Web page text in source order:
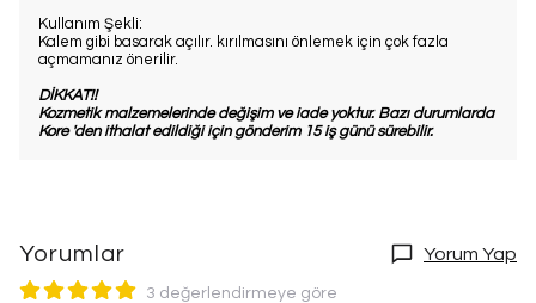
Kullanım Şekli:
Kalem gibi basarak açılır. kırılmasını önlemek için çok fazla
açmamanız önerilir.
DİKKAT!!
Kozmetik malzemelerinde değişim ve iade yoktur. Bazı durumlarda
Kore 'den ithalat edildiği için gönderim 15 iş günü sürebilir.
Yorumlar Yorum Yap
3 değerlendirmeye göre